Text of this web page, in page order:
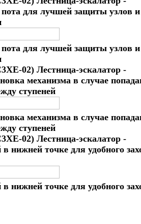
для лучшей защиты узлов и
механизма в случае
ступеней
нижней точке для удобного